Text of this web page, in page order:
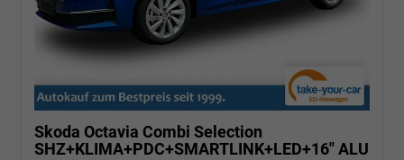
Skoda Octavia Combi Selection
SHZ+KLIMA+PDC+SMARTLINK+LED+16" ALU